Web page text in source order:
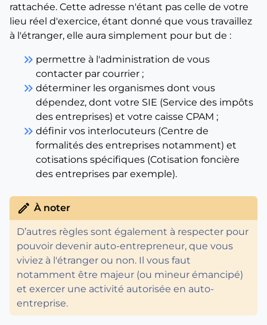
rattachée. Cette adresse n'étant pas celle de votre
lieu réel d'exercice, étant donné que vous travaillez
à l'étranger, elle aura simplement pour but de :
keyboard_double_arrow_right permettre à l'administration de vous
contacter par courrier ;
keyboard_double_arrow_right déterminer les organismes dont vous
dépendez, dont votre SIE (Service des impôts
des entreprises) et votre caisse CPAM ;
keyboard_double_arrow_right définir vos interlocuteurs (Centre de
formalités des entreprises notamment) et
cotisations spécifiques (Cotisation foncière
des entreprises par exemple).
edit À noter
D’autres règles sont également à respecter pour
pouvoir devenir auto-entrepreneur, que vous
viviez à l'étranger ou non. Il vous faut
notamment être majeur (ou mineur émancipé)
et exercer une activité autorisée en auto-
entreprise.